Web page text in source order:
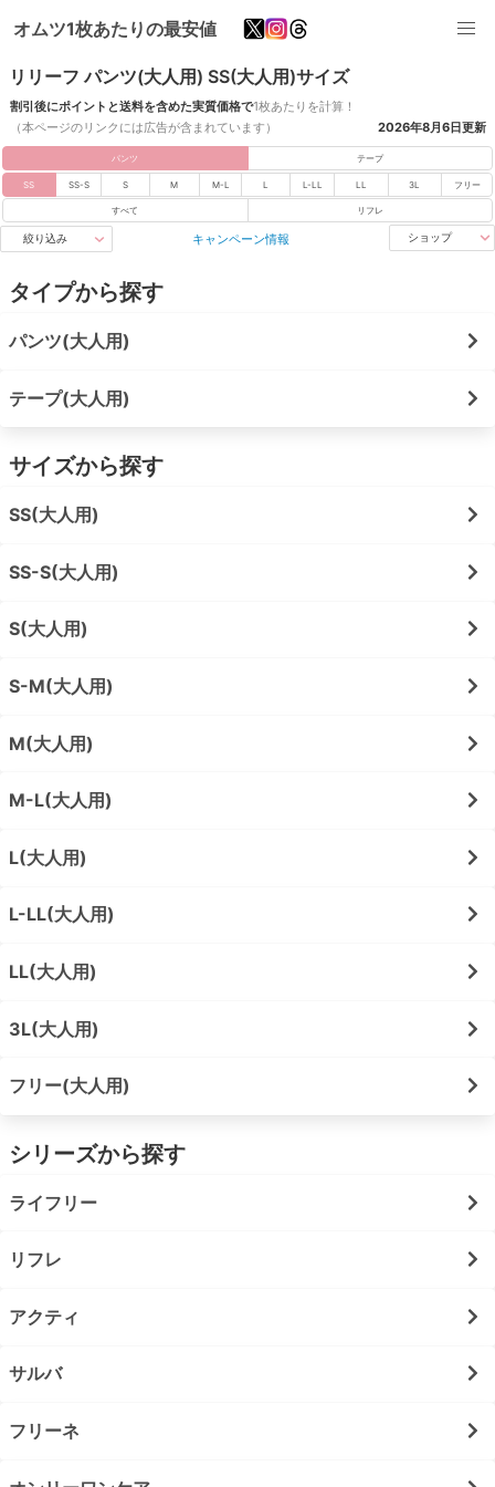
オムツ1枚あたりの最安値
リリーフ パンツ(大人用) SS(大人用)サイズ
割引後にポイントと送料を含めた実質価格で1枚あたりを計算！
（本ページのリンクには広告が含まれています）
2026年8月6日更新
パンツ テープ
SS SS-S S M M-L L L-LL LL 3L フリー
すべて リフレ
絞り込み キャンペーン情報 ショップ
タイプから探す
パンツ(大人用)
テープ(大人用)
サイズから探す
SS(大人用)
SS-S(大人用)
S(大人用)
S-M(大人用)
M(大人用)
M-L(大人用)
L(大人用)
L-LL(大人用)
LL(大人用)
3L(大人用)
フリー(大人用)
シリーズから探す
ライフリー
リフレ
アクティ
サルバ
フリーネ